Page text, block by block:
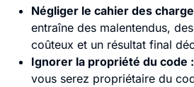
Négliger le cahier des
entraîne des malentendus,
coûteux et un résultat final
Ignorer la propriété du code :
vous serez propriétaire du